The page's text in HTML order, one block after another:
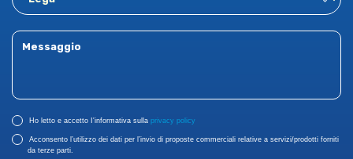
Ho letto e accetto I'informativa sulla privacy policy
Acconsento l’utilizzo dei dati per l’invio di proposte commerciali relative a servizi/prodotti forniti
da terze parti.